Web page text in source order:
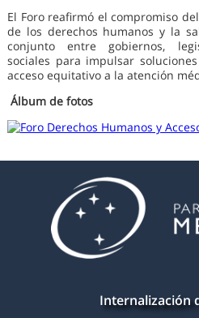
El Foro reafirmó el compromiso
de los derechos humanos y la
conjunto entre gobiernos,
sociales para impulsar
acceso equitativo a la atención
Álbum de fotos
Internalización